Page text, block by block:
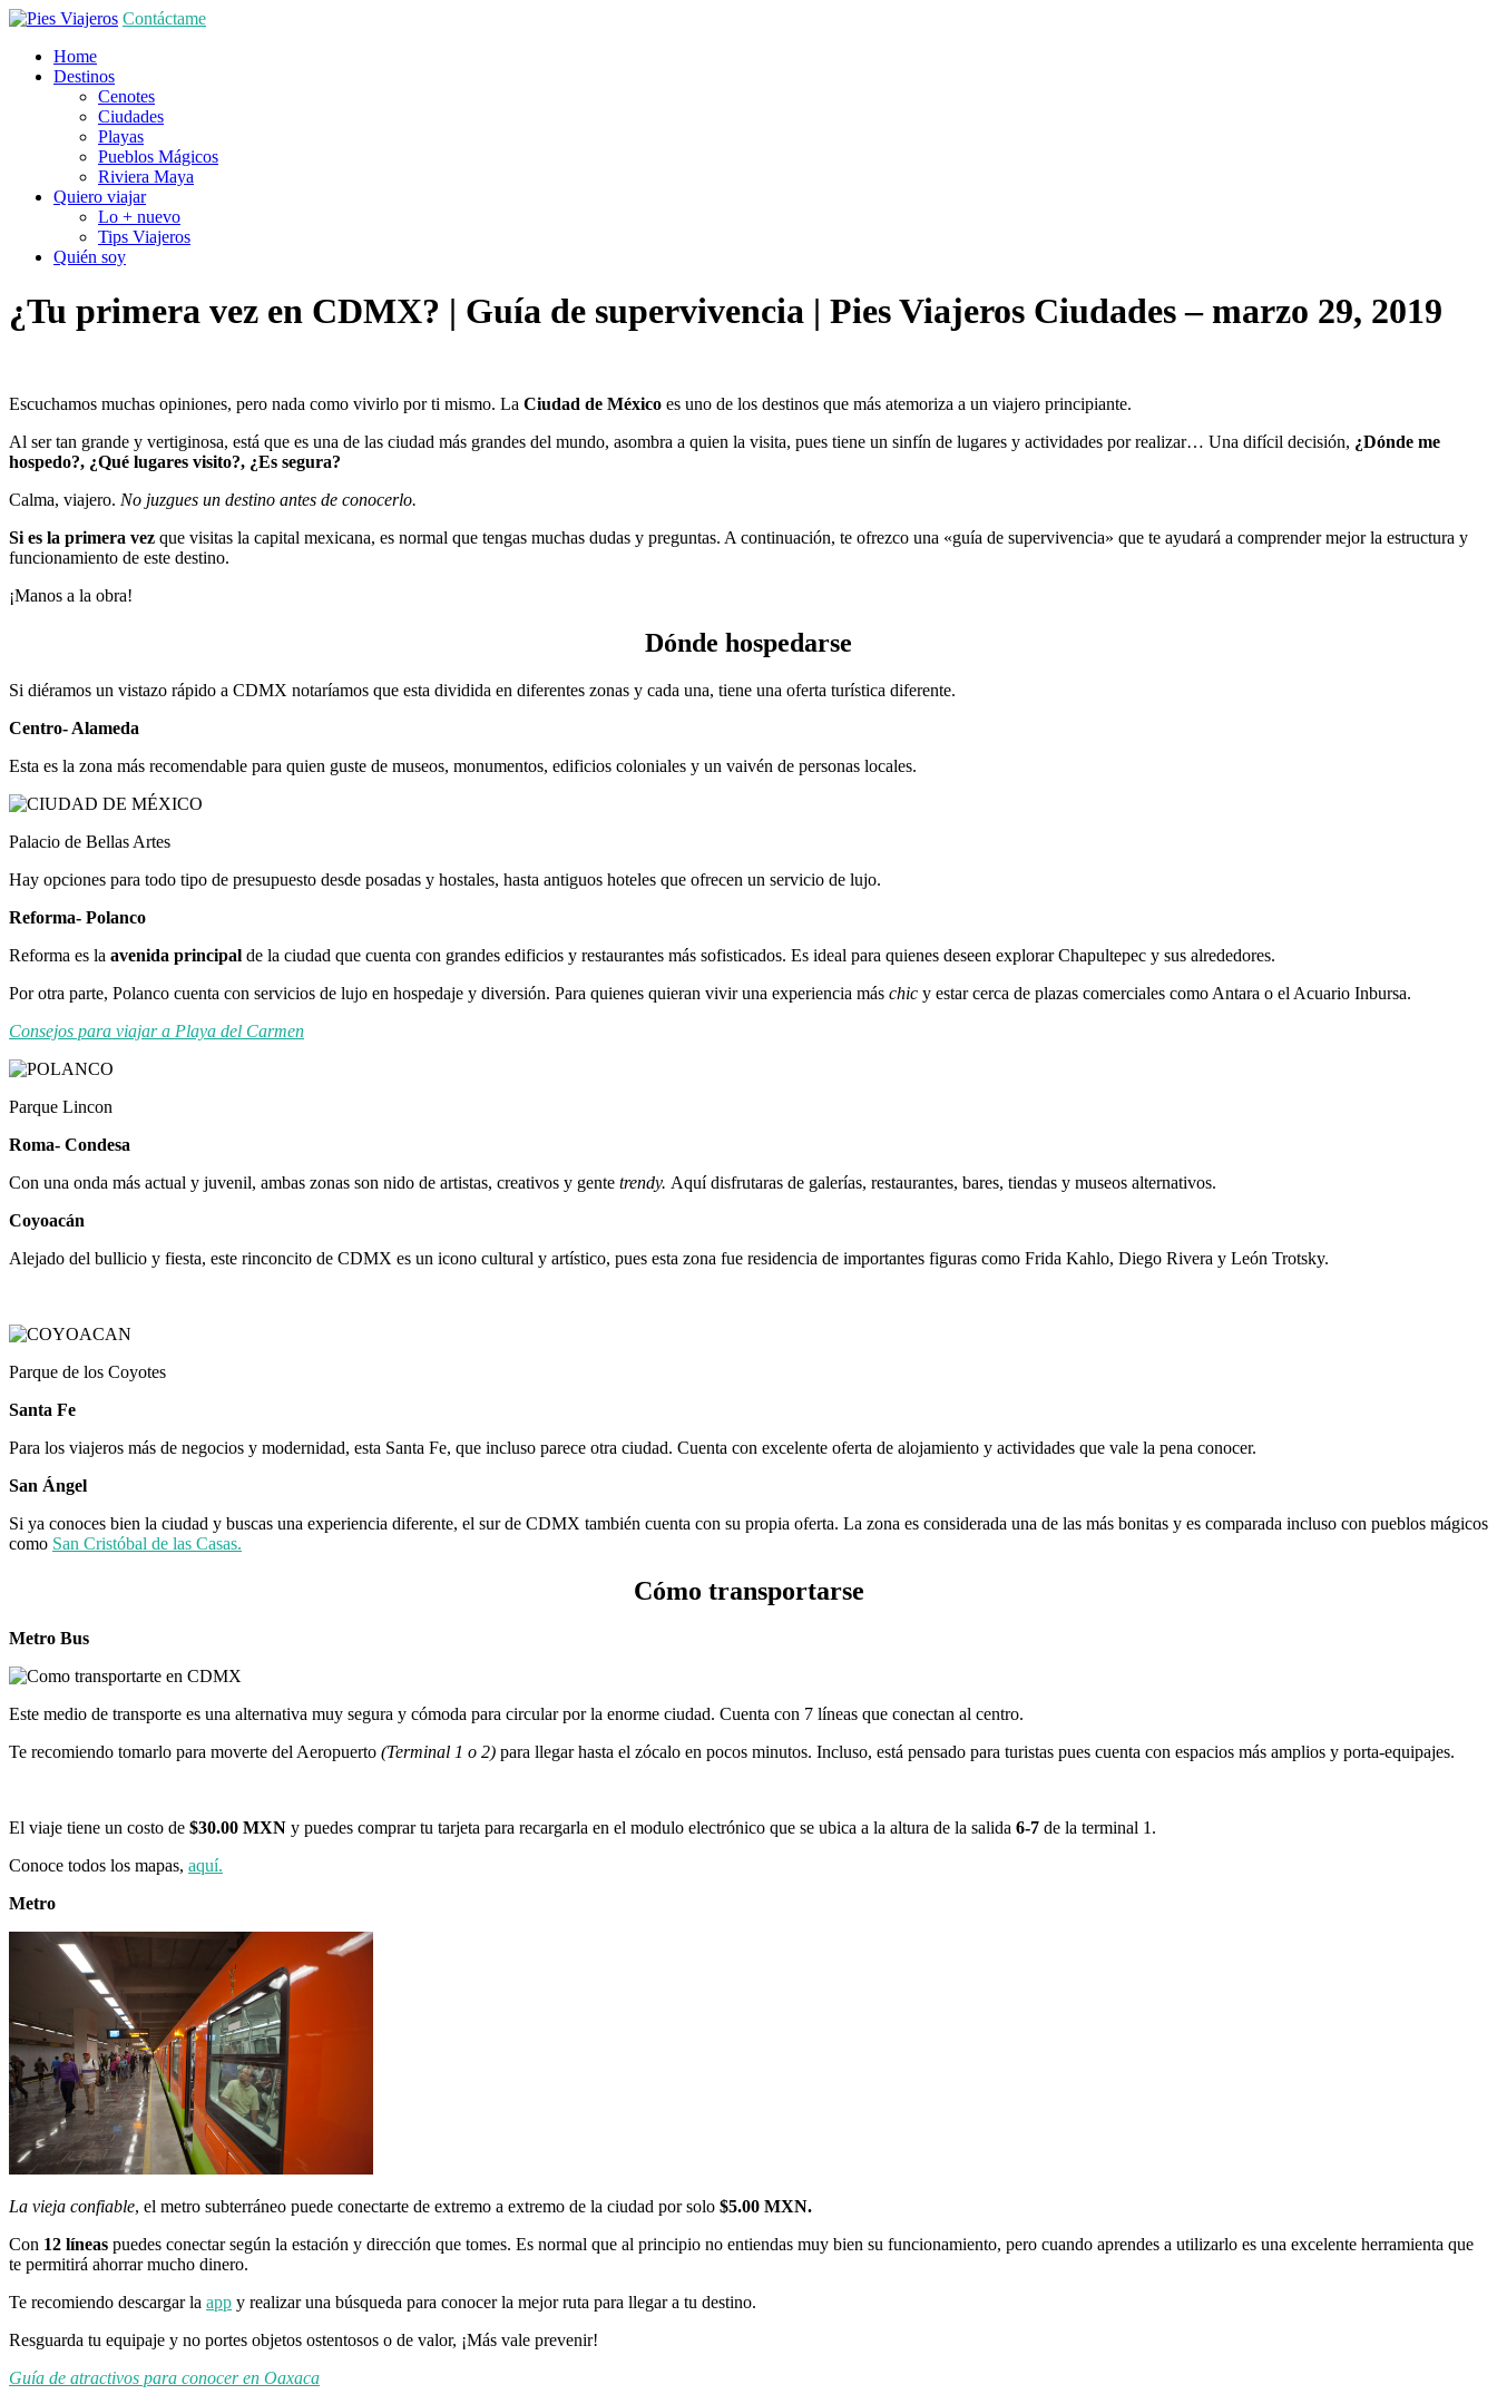
Contáctame
Home
Destinos
Cenotes
Ciudades
Playas
Pueblos Mágicos
Riviera Maya
Quiero viajar
Lo + nuevo
Tips Viajeros
Quién soy
¿Tu primera vez en CDMX? | Guía de supervivencia | Pies Viajeros Ciudades– marzo 29, 2019
Escuchamos muchas opiniones, pero nada como vivirlo por ti mismo. La Ciudad de México es uno de los destinos que más atemoriza a un viajero principiante.
Al ser tan grande y vertiginosa, está que es una de las ciudad más grandes del mundo, asombra a quien la visita, pues tiene un sinfín de lugares y actividades por realizar… Una difícil decisión, ¿Dónde me
hospedo?, ¿Qué lugares visito?, ¿Es segura?
Calma, viajero. No juzgues un destino antes de conocerlo.
Si es la primera vez que visitas la capital mexicana, es normal que tengas muchas dudas y preguntas. A continuación, te ofrezco una «guía de supervivencia» que te ayudará a comprender mejor la estructura y
funcionamiento de este destino.
¡Manos a la obra!
Dónde hospedarse
Si diéramos un vistazo rápido a CDMX notaríamos que esta dividida en diferentes zonas y cada una, tiene una oferta turística diferente.
Centro- Alameda
Esta es la zona más recomendable para quien guste de museos, monumentos, edificios coloniales y un vaivén de personas locales.
Palacio de Bellas Artes
Hay opciones para todo tipo de presupuesto desde posadas y hostales, hasta antiguos hoteles que ofrecen un servicio de lujo.
Reforma- Polanco
Reforma es la avenida principal de la ciudad que cuenta con grandes edificios y restaurantes más sofisticados. Es ideal para quienes deseen explorar Chapultepec y sus alrededores.
Por otra parte, Polanco cuenta con servicios de lujo en hospedaje y diversión. Para quienes quieran vivir una experiencia más chic y estar cerca de plazas comerciales como Antara o el Acuario Inbursa.
Consejos para viajar a Playa del Carmen
Parque Lincon
Roma- Condesa
Con una onda más actual y juvenil, ambas zonas son nido de artistas, creativos y gente trendy. Aquí disfrutaras de galerías, restaurantes, bares, tiendas y museos alternativos.
Coyoacán
Alejado del bullicio y fiesta, este rinconcito de CDMX es un icono cultural y artístico, pues esta zona fue residencia de importantes figuras como Frida Kahlo, Diego Rivera y León Trotsky.
Parque de los Coyotes
Santa Fe
Para los viajeros más de negocios y modernidad, esta Santa Fe, que incluso parece otra ciudad. Cuenta con excelente oferta de alojamiento y actividades que vale la pena conocer.
San Ángel
Si ya conoces bien la ciudad y buscas una experiencia diferente, el sur de CDMX también cuenta con su propia oferta. La zona es considerada una de las más bonitas y es comparada incluso con pueblos mágicos
como San Cristóbal de las Casas.
Cómo transportarse
Metro Bus
Este medio de transporte es una alternativa muy segura y cómoda para circular por la enorme ciudad. Cuenta con 7 líneas que conectan al centro.
Te recomiendo tomarlo para moverte del Aeropuerto (Terminal 1 o 2) para llegar hasta el zócalo en pocos minutos. Incluso, está pensado para turistas pues cuenta con espacios más amplios y porta-equipajes.
El viaje tiene un costo de $30.00 MXN y puedes comprar tu tarjeta para recargarla en el modulo electrónico que se ubica a la altura de la salida 6-7 de la terminal 1.
Conoce todos los mapas, aquí.
Metro
La vieja confiable, el metro subterráneo puede conectarte de extremo a extremo de la ciudad por solo $5.00 MXN.
Con 12 líneas puedes conectar según la estación y dirección que tomes. Es normal que al principio no entiendas muy bien su funcionamiento, pero cuando aprendes a utilizarlo es una excelente herramienta que
te permitirá ahorrar mucho dinero.
Te recomiendo descargar la app y realizar una búsqueda para conocer la mejor ruta para llegar a tu destino.
Resguarda tu equipaje y no portes objetos ostentosos o de valor, ¡Más vale prevenir!
Guía de atractivos para conocer en Oaxaca